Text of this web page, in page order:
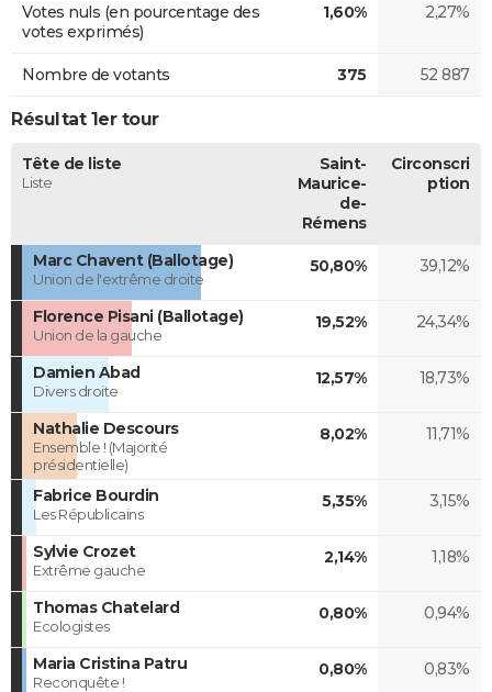
Votes nuls (en pourcentage des
votes exprimés)
1,60% 2,27%
Nombre de votants 375 52 887
Résultat 1er tour
Tête de liste
Liste
Saint-
Maurice-
de-
Rémens
Circonscri
ption
Marc Chavent (Ballotage)
Union de l'extrême droite
50,80% 39,12%
Florence Pisani (Ballotage)
Union de la gauche
19,52% 24,34%
Damien Abad
Divers droite
12,57% 18,73%
Nathalie Descours
Ensemble ! (Majorité
présidentielle)
8,02% 11,71%
Fabrice Bourdin
Les Républicains
5,35% 3,15%
Sylvie Crozet
Extrême gauche
2,14% 1,18%
Thomas Chatelard
Ecologistes
0,80% 0,94%
Maria Cristina Patru
Reconquête !
0,80% 0,83%